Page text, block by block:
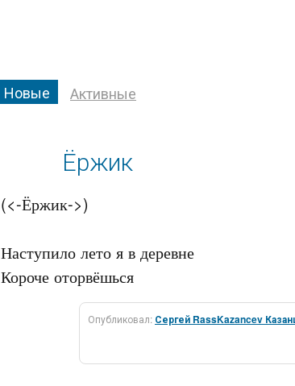
Новые Активные
Ёржик
(<-Ёржик->)
Наступило лето я в деревне
Опубликовал: Сергей RassKazancev